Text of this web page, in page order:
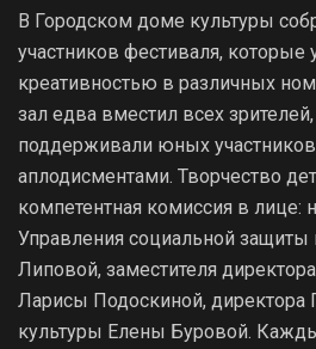
В Городском доме культуры
участников фестиваля, которые
креативностью в различных
зал едва вместил всех
поддерживали юных
аплодисментами. Творчество
компетентная комиссия в лице:
Управления социальной защиты
Липовой, заместителя
Ларисы Подоскиной, директора
культуры Елены Буровой.